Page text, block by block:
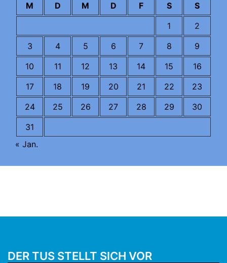
M D M D F S
S
1
2
3
4 5 6 7 8
9
10
11 12 13 14 15
16
17
18 19 20 21 22
23
24
25 26 27 28 29
30
31
« Jan.
DER TUS STELLT SICH VOR